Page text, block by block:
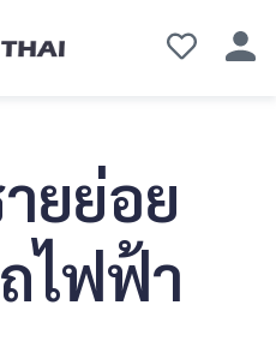
ยย่อย
ไฟฟ้า